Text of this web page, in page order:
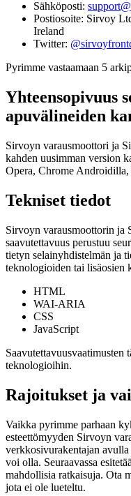
Sähköposti:
Postiosoite: Sirvoy
Ireland
Twitter:
Pyrimme vastaamaan 5
Yhteensopivuus
apuvälineiden
Sirvoyn varausmoottori ja
kahden uusimman version
Opera, Chrome
Tekniset tiedot
Sirvoyn varausmoottorin ja
saavutettavuus perustuu
tietyn selainyhdistelmän ja
teknologioiden tai lisäosien
HTML
WAI‑ARIA
CSS
JavaScript
Saavutettavuusvaatimusten
teknologioihin.
Rajoitukset ja
Vaikka pyrimme parhaan
esteettömyyden Sirvoyn
verkkosivurakentajan
voi olla. Seuraavassa
mahdollisia ratkaisuja. Ota
jota ei ole lueteltu.